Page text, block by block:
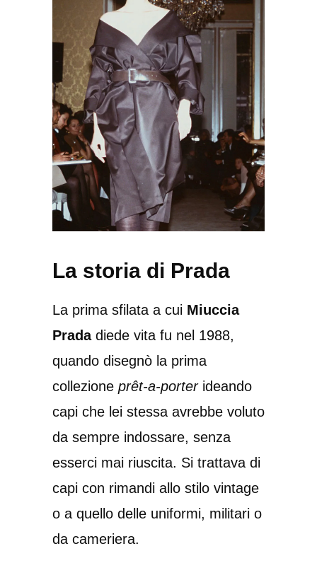
La storia di Prada
La prima sfilata a cui Miuccia
Pradadiede vita fu nel 1988,
quando disegnò la prima
collezione prêt-a-porterideando
capi che lei stessa avrebbe voluto
da sempre indossare, senza
esserci mai riuscita. Si trattava di
capi con rimandi allo stilo vintage
o a quello delle uniformi, militari o
da cameriera.